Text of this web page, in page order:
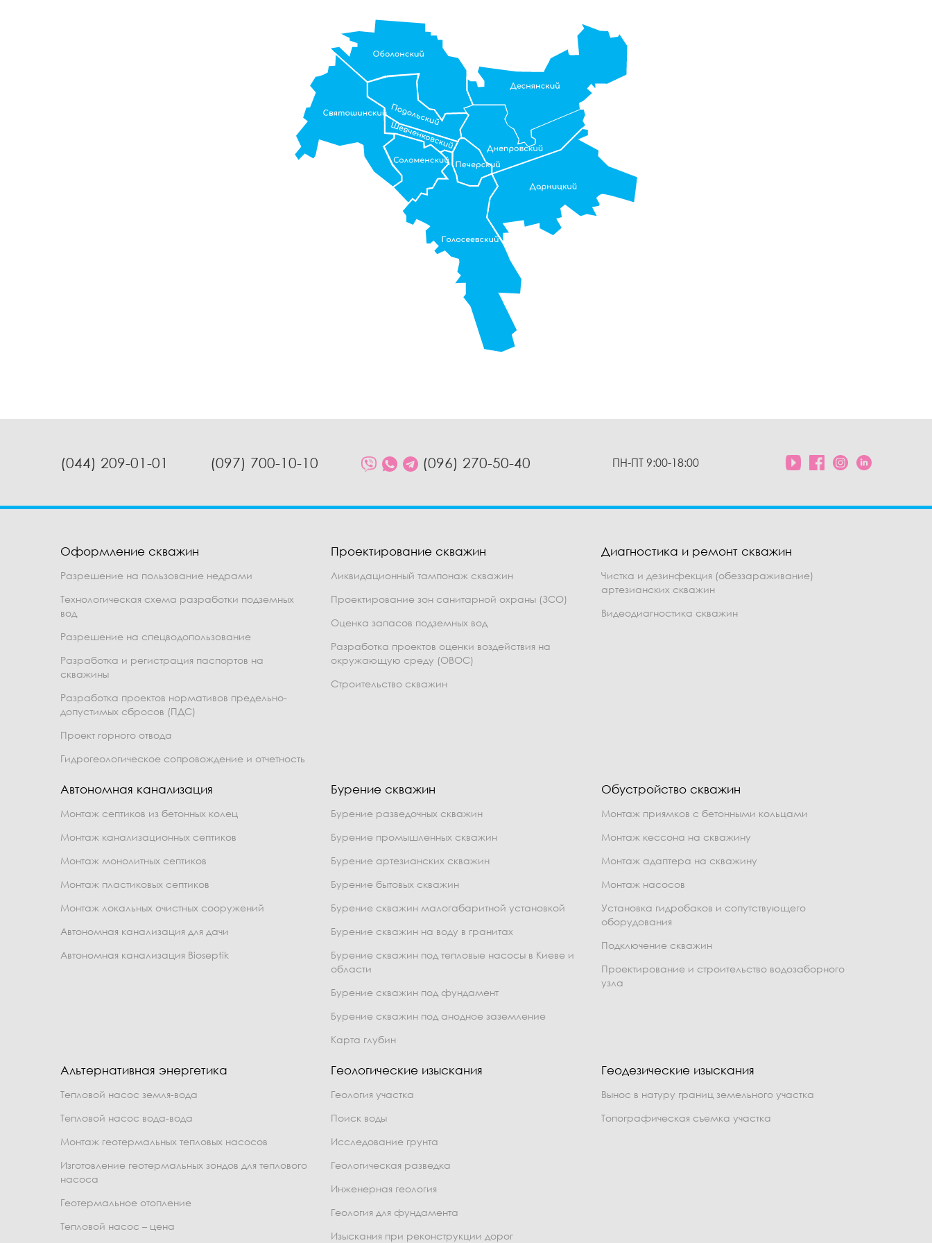
(044) 209-01-01 (097) 700-10-10 (096) 270-50-40 ПН-ПТ 9:00-18:00
Оформление скважин
Разрешение на пользование недрами
Технологическая схема разработки подземных
вод
Разрешение на спецводопользование
Разработка и регистрация паспортов на
скважины
Разработка проектов нормативов предельно-
допустимых сбросов (ПДС)
Проект горного отвода
Гидрогеологическое сопровождение и отчетность
Проектирование скважин
Ликвидационный тампонаж скважин
Проектирование зон санитарной охраны (ЗСО)
Оценка запасов подземных вод
Разработка проектов оценки воздействия на
окружающую среду (ОВОС)
Строительство скважин
Диагностика и ремонт скважин
Чистка и дезинфекция (обеззараживание)
артезианских скважин
Видеодиагностика скважин
Автономная канализация
Монтаж септиков из бетонных колец
Монтаж канализационных септиков
Монтаж монолитных септиков
Монтаж пластиковых септиков
Монтаж локальных очистных сооружений
Автономная канализация для дачи
Автономная канализация Bioseptik
Бурение скважин
Бурение разведочных скважин
Бурение промышленных скважин
Бурение артезианских скважин
Бурение бытовых скважин
Бурение скважин малогабаритной установкой
Бурение скважин на воду в гранитах
Бурение скважин под тепловые насосы в Киеве и
области
Бурение скважин под фундамент
Бурение скважин под анодное заземление
Карта глубин
Обустройство скважин
Монтаж приямков с бетонными кольцами
Монтаж кессона на скважину
Монтаж адаптера на скважину
Монтаж насосов
Установка гидробаков и сопутствующего
оборудования
Подключение скважин
Проектирование и строительство водозаборного
узла
Альтернативная энергетика
Тепловой насос земля-вода
Тепловой насос вода-вода
Монтаж геотермальных тепловых насосов
Изготовление геотермальных зондов для теплового
насоса
Геотермальное отопление
Тепловой насос – цена
Геологические изыскания
Геология участка
Поиск воды
Исследование грунта
Геологическая разведка
Инженерная геология
Геология для фундамента
Изыскания при реконструкции дорог
Геодезические изыскания
Вынос в натуру границ земельного участка
Топографическая съемка участка